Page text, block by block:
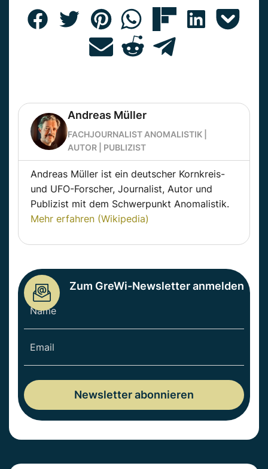
Andreas Müller
FACHJOURNALIST ANOMALISTIK |
AUTOR | PUBLIZIST
Andreas Müller ist ein deutscher Kornkreis-
und UFO-Forscher, Journalist, Autor und
Publizist mit dem Schwerpunkt Anomalistik.
Mehr erfahren (Wikipedia)
Zum GreWi-Newsletter anmelden